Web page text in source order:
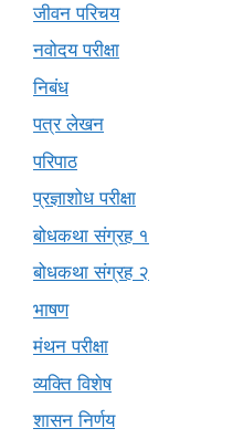
जीवन परिचय
नवोदय परीक्षा
निबंध
पत्र लेखन
परिपाठ
प्रज्ञाशोध परीक्षा
बोधकथा संग्रह १
बोधकथा संग्रह २
भाषण
मंथन परीक्षा
व्यक्ति विशेष
शासन निर्णय